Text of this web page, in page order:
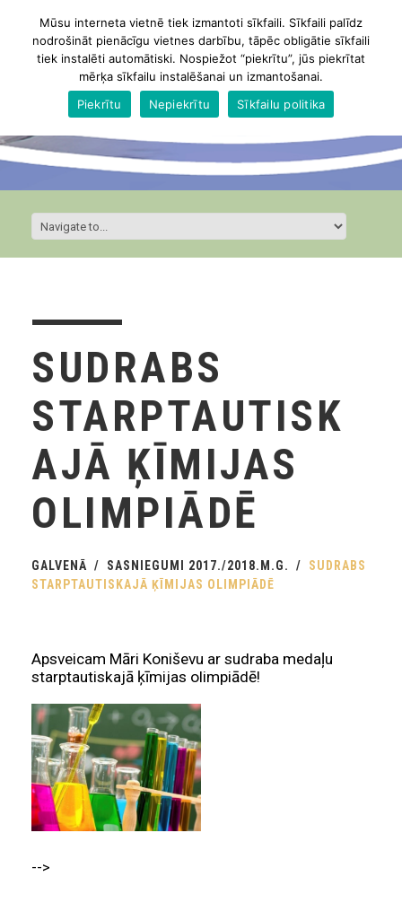
SUDRABS
STARPTAUTISK
AJĀ ĶĪMIJAS
OLIMPIĀDĒ
GALVENĀ SASNIEGUMI 2017./2018.M.G.
SUDRABS
STARPTAUTISKAJĀ ĶĪMIJAS OLIMPIĀDĒ
Apsveicam Māri Koniševu ar sudraba medaļu
starptautiskajā ķīmijas olimpiādē!
-->
Mūsu interneta vietnē tiek izmantoti sīkfaili. Sīkfaili palīdz
nodrošināt pienācīgu vietnes darbību, tāpēc obligātie sīkfaili
tiek instalēti automātiski. Nospiežot “piekrītu”, jūs piekrītat
mērķa sīkfailu instalēšanai un izmantošanai.
Piekrītu
Nepiekrītu Sīkfailu politika